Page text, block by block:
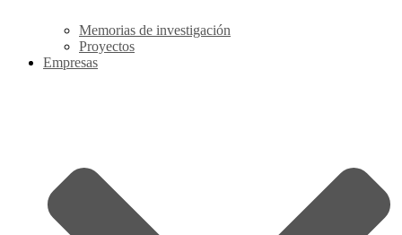
Memorias de investigación
Proyectos
Empresas